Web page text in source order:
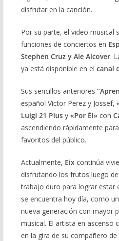
disfrutar en la canción.
Por su parte, el video musical
funciones de conciertos en
Stephen Cruz y Ale Alcover.
ya está disponible en el canal
Sus sencillos anteriores
español Victor Perez y Jossef,
Luigi 21 Plusy «Por Él» con
ascendiendo rápidamente
favoritos del público.
Actualmente, Eixcontinúa
disfrutando los frutos luego
trabajo duro para lograr estar
se encuentra hoy día, como
nueva generación con mayor
musical. El artista en ascenso
en la gira de su compañero